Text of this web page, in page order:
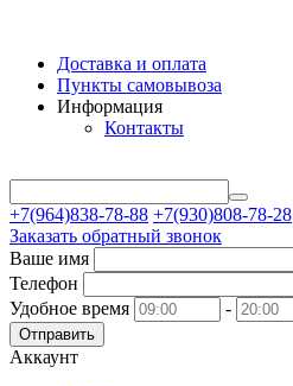
Доставка и оплата
Пункты самовывоза
Информация
Контакты
+7(964)838-78-88 +7(930)808-78-28
Заказать обратный звонок
Ваше имя
Телефон
Удобное время
-
Отправить
Аккаунт